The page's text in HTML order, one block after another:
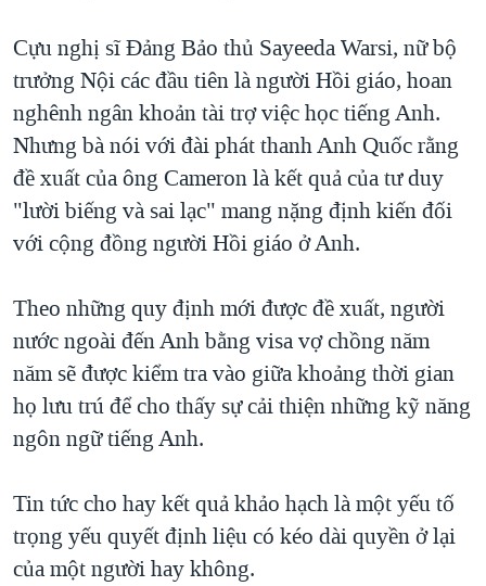
Cựu nghị sĩ Đảng Bảo thủ Sayeeda Warsi, nữ bộ
trưởng Nội các đầu tiên là người Hồi giáo, hoan
nghênh ngân khoản tài trợ việc học tiếng Anh.
Nhưng bà nói với đài phát thanh Anh Quốc rằng
đề xuất của ông Cameron là kết quả của tư duy
"lười biếng và sai lạc" mang nặng định kiến đối
với cộng đồng người Hồi giáo ở Anh.
Theo những quy định mới được đề xuất, người
nước ngoài đến Anh bằng visa vợ chồng năm
năm sẽ được kiểm tra vào giữa khoảng thời gian
họ lưu trú để cho thấy sự cải thiện những kỹ năng
ngôn ngữ tiếng Anh.
Tin tức cho hay kết quả khảo hạch là một yếu tố
trọng yếu quyết định liệu có kéo dài quyền ở lại
của một người hay không.